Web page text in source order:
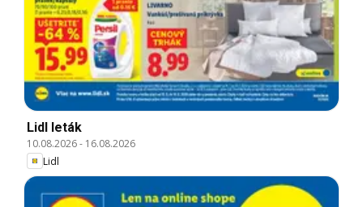
Lidl leták
10.08.2026- 16.08.2026
Lidl